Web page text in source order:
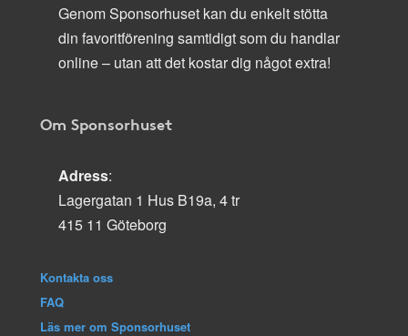
Genom Sponsorhuset kan du enkelt stötta
din favoritförening samtidigt som du handlar
online – utan att det kostar dig något extra!
Om Sponsorhuset
Adress:
Lagergatan 1 Hus B19a, 4 tr
415 11 Göteborg
Kontakta oss
FAQ
Läs mer om Sponsorhuset